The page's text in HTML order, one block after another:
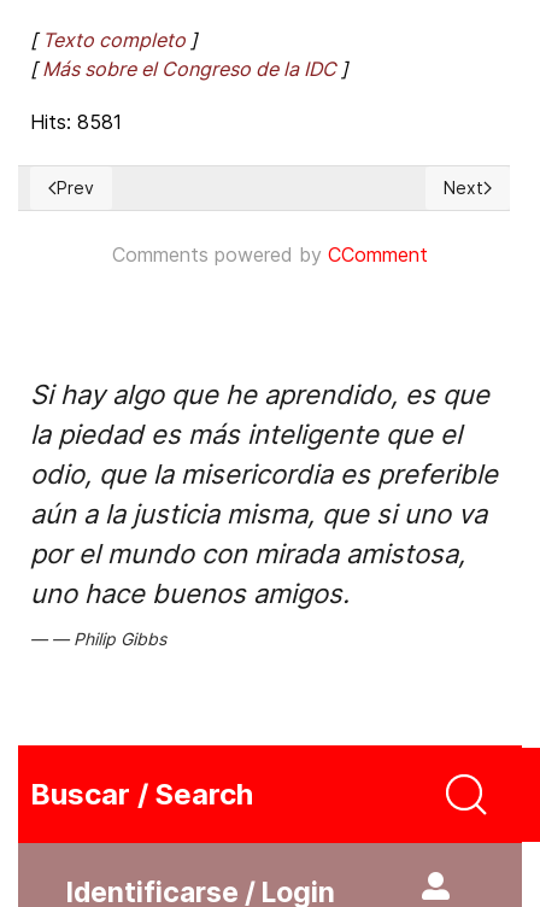
[ Texto completo ]
[Más sobre el Congreso de la IDC]
Hits: 8581
Previous article: Vaticano a la ONU: El Estado de derecho
Prev Next
Next
Comments powered by CComment
Si hay algo que he aprendido, es que
la piedad es más inteligente que el
odio, que la misericordia es preferible
aún a la justicia misma, que si uno va
por el mundo con mirada amistosa,
uno hace buenos amigos.
Philip Gibbs
Buscar / Search
Identificarse / Login